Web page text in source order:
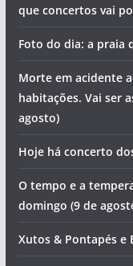
que concertos vai
Foto do dia: a praia
Morte em acidente
habitações. Vai ser
agosto)
Hoje há concerto
O tempo e a
domingo (9 de
Xutos & Pontapés e